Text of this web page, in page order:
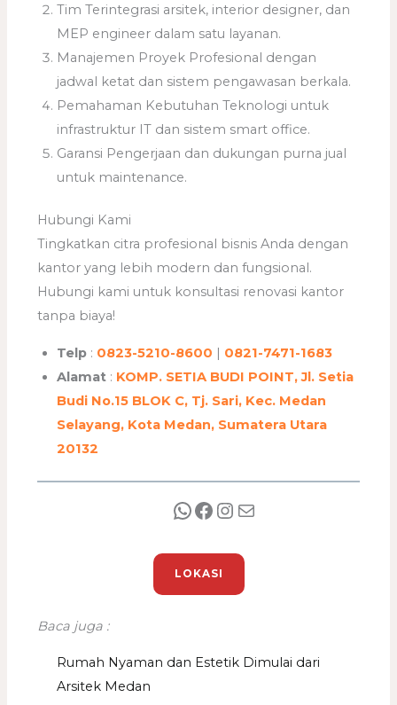
Tim Terintegrasi arsitek, interior designer, dan
MEP engineer dalam satu layanan.
Manajemen Proyek Profesional dengan
jadwal ketat dan sistem pengawasan berkala.
Pemahaman Kebutuhan Teknologi untuk
infrastruktur IT dan sistem smart office.
Garansi Pengerjaan dan dukungan purna jual
untuk maintenance.
Hubungi Kami
Tingkatkan citra profesional bisnis Anda dengan
kantor yang lebih modern dan fungsional.
Hubungi kami untuk konsultasi renovasi kantor
tanpa biaya!
Telp : 0823-5210-8600 | 0821-7471-1683
Alamat : KOMP. SETIA BUDI POINT, Jl. Setia
Budi No.15 BLOK C, Tj. Sari, Kec. Medan
Selayang, Kota Medan, Sumatera Utara
20132
LOKASI
Baca juga :
Rumah Nyaman dan Estetik Dimulai dari
Arsitek Medan